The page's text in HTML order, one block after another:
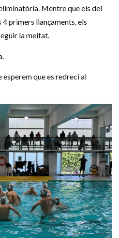
Mentre que els del
4 primers llançaments, els
la meitat.
que es redreci al